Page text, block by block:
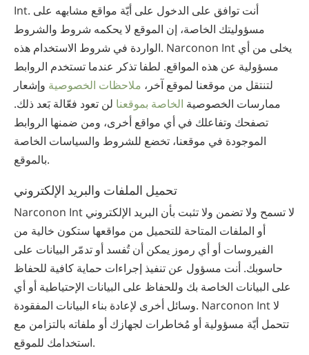
Int. أنت توافق على الدخول على أيّة مواقع مشابهه على
مسؤوليتك الخاصة، إن الموقع لا يحكمه شروط والشروط
الواردة في شروط الاستخدام هذه. Narconon Int يخلى من أي
مسؤولية عن هذه المواقع. لطفا تذكر عندما تستخدم الروابط
لتنتقل من موقعنا لموقع آخر، ملاحظات الخصوصية وإشعار
ممارسات الخصوصية الخاصة بموقعنا لن تعود فعّالة بَعد ذلك.
تصفحك وتفاعلك في أي مواقع أخرى، ومن ضمنها الروابط
الموجودة في موقعنا، تخضع للشروط والسياسات الخاصة
بالموقع.
تحميل الملفات والبريد الإلكتروني
Narconon Int لا تسمح ولا تضمن ولا تثبت بأن البريد الإلكتروني
أو الملفات المتاحة للتحميل من مواقعها ستكون خالية من
الفيروسات أو أي رموز يمكن أن تُفسد أو تدمّر البيانات على
حاسوبك. أنت مسؤول عن تنفيذ إجراءات حماية كافية للحفاظ
على البيانات الخاصة بك وللحفاظ على البيانات الإحتياطية أو أي
وسائل أخرى لإعادة بناء البيانات المفقودة. Narconon Int لا
تتحمل أيّة مسؤولية أو مُخاطرات لجهازك أو ملفاته بالتزامن مع
استخدامك للموقع.